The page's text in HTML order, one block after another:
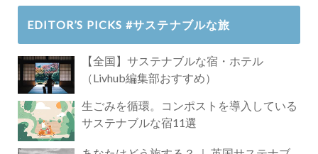
EDITOR’S PICKS #サステナブルな旅
【全国】サステナブルな宿・ホテル
（Livhub編集部おすすめ）
生ごみを循環。コンポストを導入している
サステナブルな宿11選